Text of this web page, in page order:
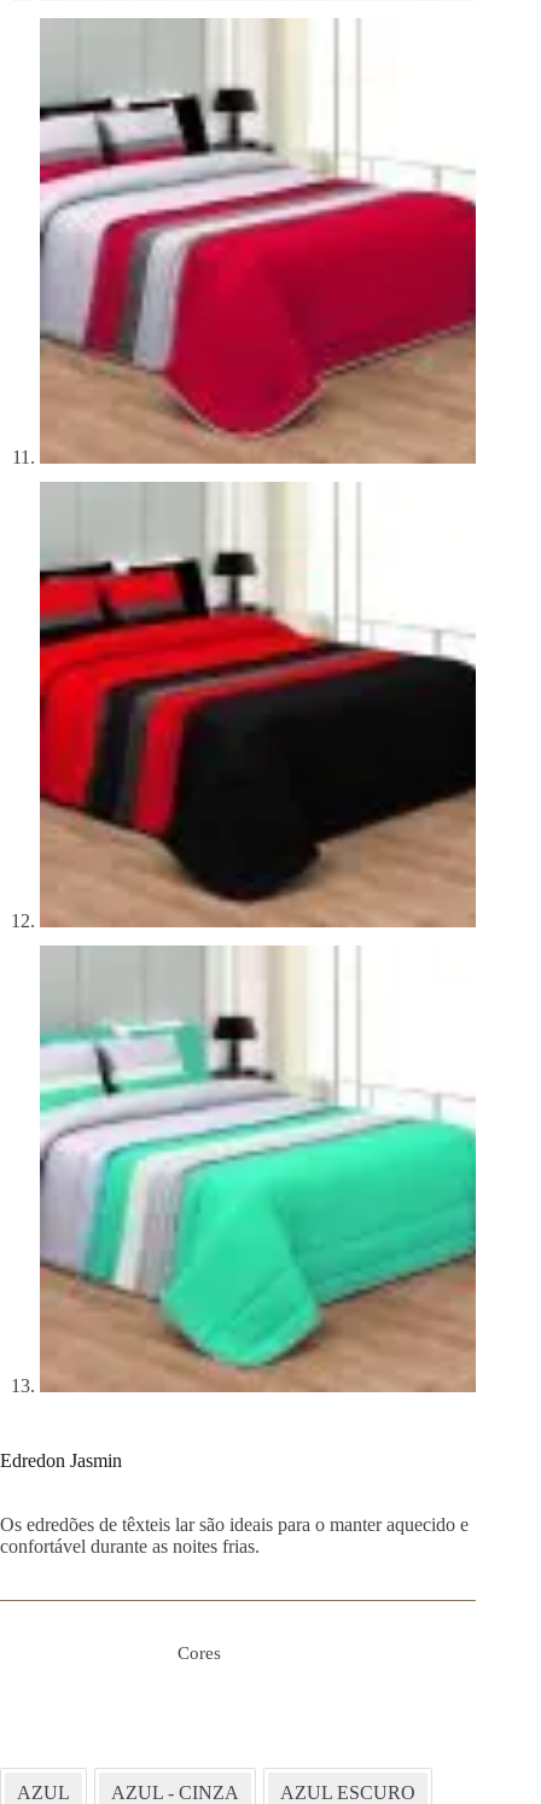
Edredon Jasmin
Os edredões de têxteis lar são ideais para o manter aquecido e
confortável durante as noites frias.
Cores
AZUL AZUL - CINZA AZUL ESCURO